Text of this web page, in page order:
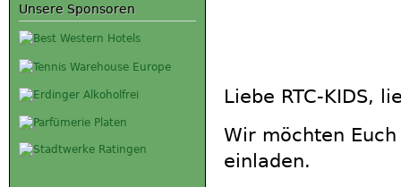
Unsere Sponsoren
Liebe RTC-KIDS,
Wir möchten
einladen.